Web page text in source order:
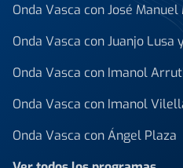
Onda Vasca con José Manuel
Onda Vasca con Juanjo
Onda Vasca con Imanol
Onda Vasca con Imanol
Onda Vasca con Ángel Plaza